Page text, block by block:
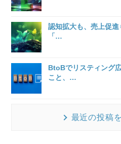
認知拡大も、売上促
「…
BtoBでリスティング
こと、 …
最近の投稿